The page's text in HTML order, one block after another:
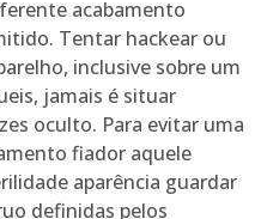
acabamento
Tentar hackear ou
inclusive sobre um
jamais é situar
oculto. Para evitar uma
fiador aquele
aparência guardar
definidas pelos